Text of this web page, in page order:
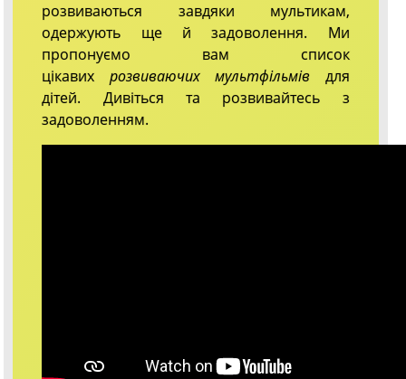
розвиваються завдяки мультикам,
одержують ще й задоволення. Ми
пропонуємо вам список
цікавих розвиваючих мультфільмів для
дітей. Дивіться та розвивайтесь з
задоволенням.